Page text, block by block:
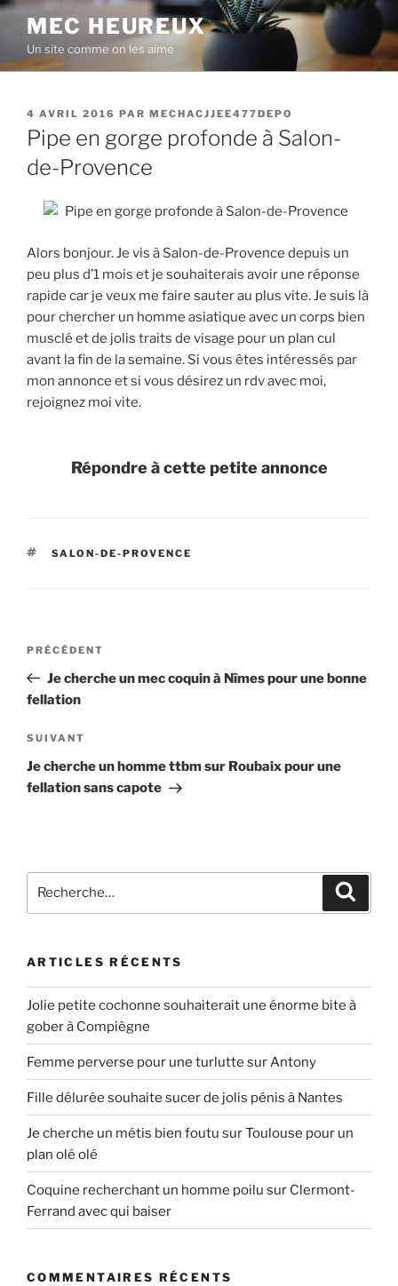
Aller
contenu
principal
MEC HEUREUX
Un site comme on les aime
PUBLIÉ
LE
4 AVRIL 2016 PAR MECHACJJEE477DEPO
Pipe en gorge profonde à Salon-
de-Provence
Alors bonjour. Je vis à Salon-de-Provence depuis un
peu plus d’1 mois et je souhaiterais avoir une réponse
rapide car je veux me faire sauter au plus vite. Je suis là
pour chercher un homme asiatique avec un corps bien
musclé et de jolis traits de visage pour un plan cul
avant la fin de la semaine. Si vous êtes intéressés par
mon annonce et si vous désirez un rdv avec moi,
rejoignez moi vite.
Répondre à cette petite annonce
ÉTIQUETTES
SALON-DE-PROVENCE
Navigation
l’article
Article
précédent
PRÉCÉDENT
Je cherche un mec coquin à Nîmes pour une bonne
fellation
Article
suivant
SUIVANT
Je cherche un homme ttbm sur Roubaix pour une
fellation sans capote
pour
ARTICLES RÉCENTS
Jolie petite cochonne souhaiterait une énorme bite à
gober à Compiègne
Femme perverse pour une turlutte sur Antony
Fille délurée souhaite sucer de jolis pénis à Nantes
Je cherche un métis bien foutu sur Toulouse pour un
plan olé olé
Coquine recherchant un homme poilu sur Clermont-
Ferrand avec qui baiser
COMMENTAIRES RÉCENTS